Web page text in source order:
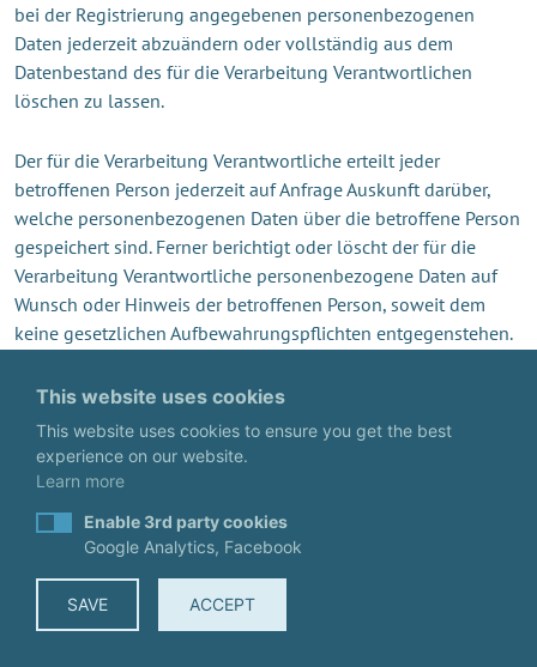
bei der Registrierung angegebenen personenbezogenen
Daten jederzeit abzuändern oder vollständig aus dem
Datenbestand des für die Verarbeitung Verantwortlichen
löschen zu lassen.
Der für die Verarbeitung Verantwortliche erteilt jeder
betroffenen Person jederzeit auf Anfrage Auskunft darüber,
welche personenbezogenen Daten über die betroffene Person
gespeichert sind. Ferner berichtigt oder löscht der für die
Verarbeitung Verantwortliche personenbezogene Daten auf
Wunsch oder Hinweis der betroffenen Person, soweit dem
keine gesetzlichen Aufbewahrungspflichten entgegenstehen.
Verantwortlichen stehen der betroffenen Person in diesem
Zusammenhang als Ansprechpartner zur Verfügung.
6. ABONNEMENT UNSERES
NEWSLETTERS
Auf der Internetseite der windconsultant - Annette Nüsslein
wird den Benutzern die Möglichkeit eingeräumt, den
Newsletter unseres Unternehmens zu abonnieren. Welche
This website uses cookies
This website uses cookies to ensure you get the best
experience on our website.
Learn more
Enable 3rd party cookies
Google Analytics, Facebook
SAVE ACCEPT